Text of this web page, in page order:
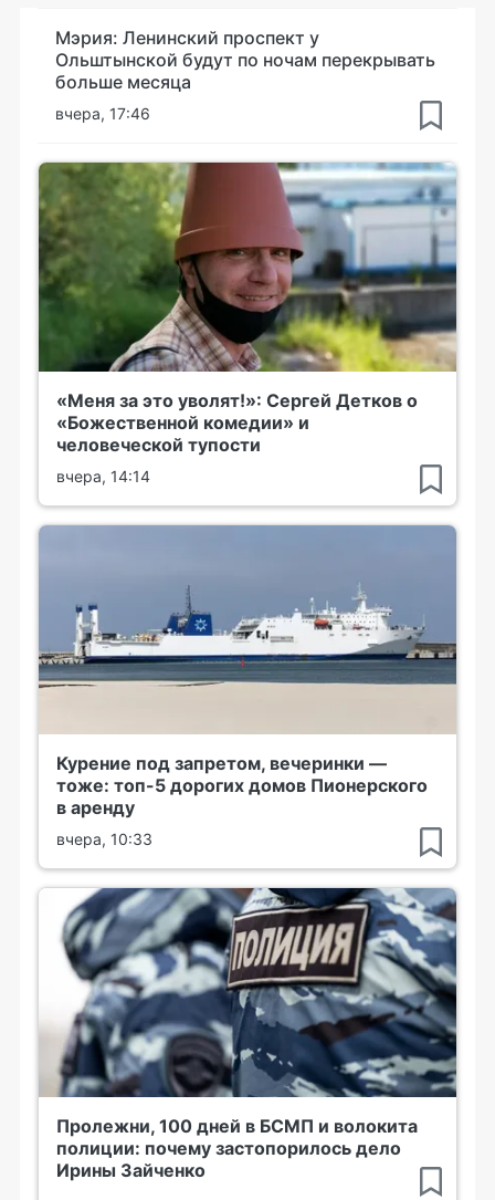
Мэрия: Ленинский проспект у
Ольштынской будут по ночам перекрывать
больше месяца
вчера, 17:46
«Меня за это уволят!»: Сергей Детков о
«Божественной комедии» и
человеческой тупости
вчера, 14:14
Курение под запретом, вечеринки —
тоже: топ-5 дорогих домов Пионерского
в аренду
вчера, 10:33
Пролежни, 100 дней в БСМП и волокита
полиции: почему застопорилось дело
Ирины Зайченко